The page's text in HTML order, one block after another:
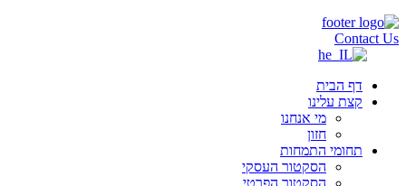
Contact Us
דף הבית
קצת עלינו
מי אנחנו
חזון
תחומי התמחות
הסקטור העסקי
הסקטור הפרטי